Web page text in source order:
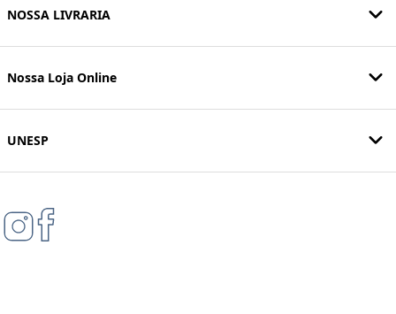
NOSSA LIVRARIA
Nossa Loja Online
UNESP